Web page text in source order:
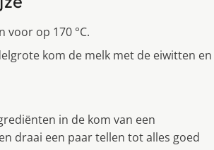
voor op 170 °C.
kom de melk met de eiwitten en
in de kom van een
draai een paar tellen tot alles goed